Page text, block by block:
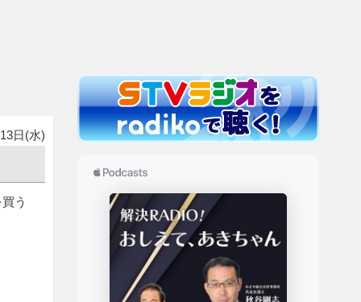
日(水)
う